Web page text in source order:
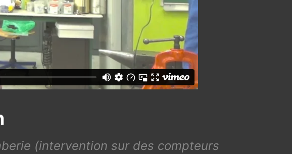
(intervention sur des compteurs